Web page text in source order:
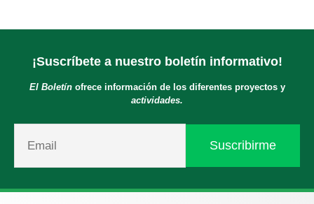
¡Suscríbete a nuestro boletín informativo!
El Boletínofrece información de los diferentes proyectos y
actividades.